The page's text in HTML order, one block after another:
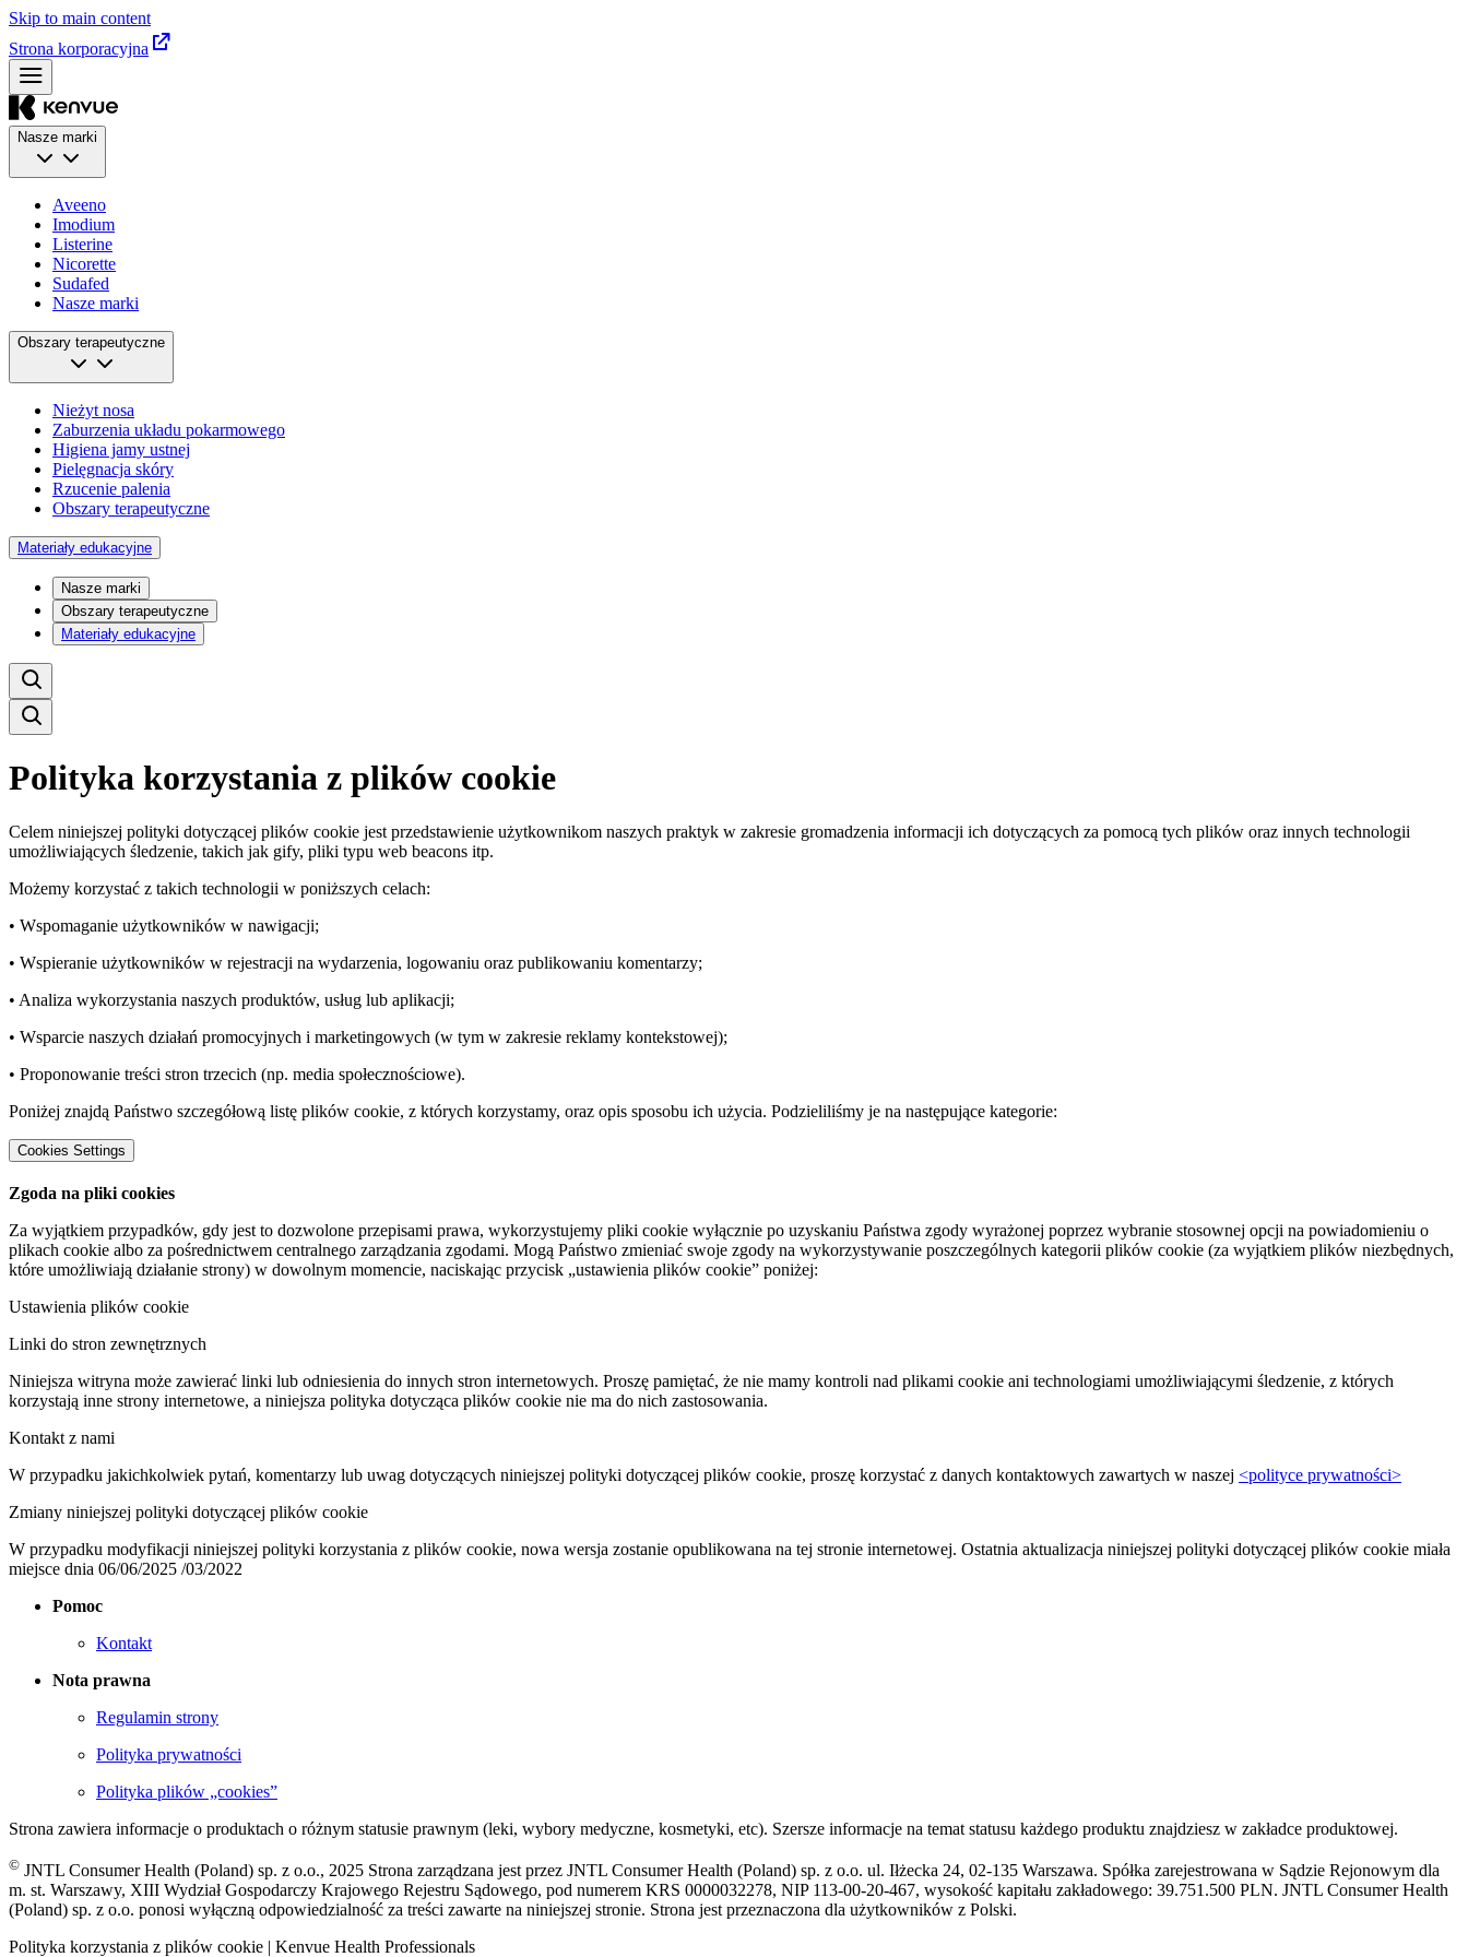
Skip to main content
Strona korporacyjna
Nasze marki
Aveeno
Imodium
Listerine
Nicorette
Sudafed
Nasze marki
Obszary terapeutyczne
Nieżyt nosa
Zaburzenia układu pokarmowego
Higiena jamy ustnej
Pielęgnacja skóry
Rzucenie palenia
Obszary terapeutyczne
Materiały edukacyjne
Nasze marki
Obszary terapeutyczne
Materiały edukacyjne
Polityka korzystania z plików cookie
Celem niniejszej polityki dotyczącej plików cookie jest przedstawienie użytkownikom naszych praktyk w zakresie gromadzenia informacji ich dotyczących za pomocą tych plików oraz innych technologii
umożliwiających śledzenie, takich jak gify, pliki typu web beacons itp.
Możemy korzystać z takich technologii w poniższych celach:
• Wspomaganie użytkowników w nawigacji;
• Wspieranie użytkowników w rejestracji na wydarzenia, logowaniu oraz publikowaniu komentarzy;
• Analiza wykorzystania naszych produktów, usług lub aplikacji;
• Wsparcie naszych działań promocyjnych i marketingowych (w tym w zakresie reklamy kontekstowej);
• Proponowanie treści stron trzecich (np. media społecznościowe).
Poniżej znajdą Państwo szczegółową listę plików cookie, z których korzystamy, oraz opis sposobu ich użycia. Podzieliliśmy je na następujące kategorie:
Cookies Settings
Zgoda na pliki cookies
Za wyjątkiem przypadków, gdy jest to dozwolone przepisami prawa, wykorzystujemy pliki cookie wyłącznie po uzyskaniu Państwa zgody wyrażonej poprzez wybranie stosownej opcji na powiadomieniu o
plikach cookie albo za pośrednictwem centralnego zarządzania zgodami. Mogą Państwo zmieniać swoje zgody na wykorzystywanie poszczególnych kategorii plików cookie (za wyjątkiem plików niezbędnych,
które umożliwiają działanie strony) w dowolnym momencie, naciskając przycisk „ustawienia plików cookie” poniżej:
Ustawienia plików cookie
Linki do stron zewnętrznych
Niniejsza witryna może zawierać linki lub odniesienia do innych stron internetowych. Proszę pamiętać, że nie mamy kontroli nad plikami cookie ani technologiami umożliwiającymi śledzenie, z których
korzystają inne strony internetowe, a niniejsza polityka dotycząca plików cookie nie ma do nich zastosowania.
Kontakt z nami
W przypadku jakichkolwiek pytań, komentarzy lub uwag dotyczących niniejszej polityki dotyczącej plików cookie, proszę korzystać z danych kontaktowych zawartych w naszej <polityce prywatności>
Zmiany niniejszej polityki dotyczącej plików cookie
W przypadku modyfikacji niniejszej polityki korzystania z plików cookie, nowa wersja zostanie opublikowana na tej stronie internetowej. Ostatnia aktualizacja niniejszej polityki dotyczącej plików cookie miała
miejsce dnia 06/06/2025 /03/2022
Pomoc
Kontakt
Nota prawna
Regulamin strony
Polityka prywatności
Polityka plików „cookies”
Strona zawiera informacje o produktach o różnym statusie prawnym (leki, wybory medyczne, kosmetyki, etc). Szersze informacje na temat statusu każdego produktu znajdziesz w zakładce produktowej.
© JNTL Consumer Health (Poland) sp. z o.o., 2025 Strona zarządzana jest przez JNTL Consumer Health (Poland) sp. z o.o. ul. Iłżecka 24, 02-135 Warszawa. Spółka zarejestrowana w Sądzie Rejonowym dla
m. st. Warszawy, XIII Wydział Gospodarczy Krajowego Rejestru Sądowego, pod numerem KRS 0000032278, NIP 113-00-20-467, wysokość kapitału zakładowego: 39.751.500 PLN. JNTL Consumer Health
(Poland) sp. z o.o. ponosi wyłączną odpowiedzialność za treści zawarte na niniejszej stronie. Strona jest przeznaczona dla użytkowników z Polski.
Polityka korzystania z plików cookie | Kenvue Health Professionals